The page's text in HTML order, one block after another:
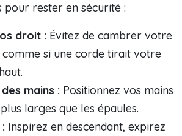
pour rester en sécurité :
droit : Évitez de cambrer votre
comme si une corde tirait votre
mains : Positionnez vos mains
larges que les épaules.
Inspirez en descendant, expirez